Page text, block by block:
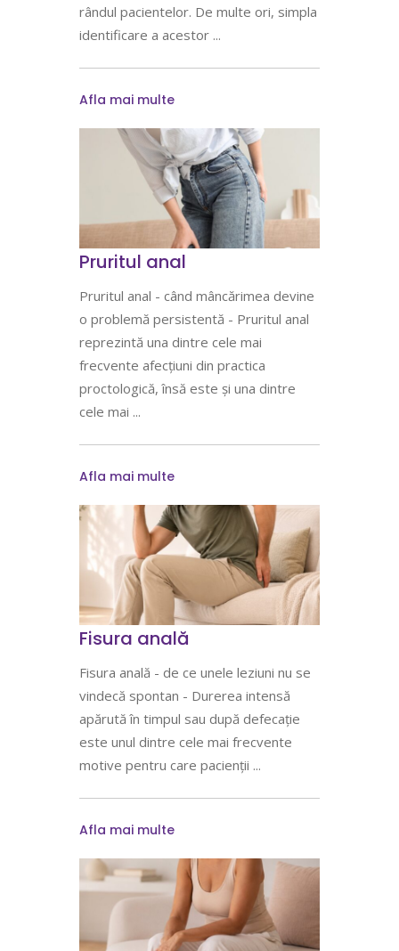
rândul pacientelor. De multe ori, simpla
identificare a acestor
Afla mai multe
Pruritul anal
Pruritul anal - când mâncărimea devine
o problemă persistentă - Pruritul anal
reprezintă una dintre cele mai
frecvente afecțiuni din practica
proctologică, însă este și una dintre
cele mai
Afla mai multe
Fisura anală
Fisura anală - de ce unele leziuni nu se
vindecă spontan - Durerea intensă
apărută în timpul sau după defecație
este unul dintre cele mai frecvente
motive pentru care pacienții
Afla mai multe